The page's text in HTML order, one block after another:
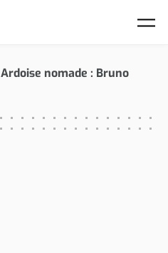
Ardoise nomade : Bruno